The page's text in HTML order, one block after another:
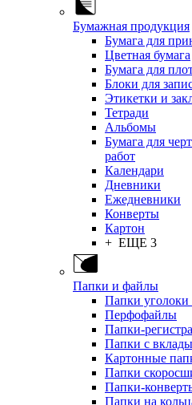
Бумажная продукция
Бумага для
Цветная бумага
Бумага для
Блоки для
Этикетки и
Тетради
Альбомы
Бумага для
работ
Календари
Дневники
Ежедневники
Конверты
Картон
+ ЕЩЕ 3
Папки и файлы
Папки
Перфофайлы
Папки-
Папки с
Картонные
Папки
Папки-
Папки на